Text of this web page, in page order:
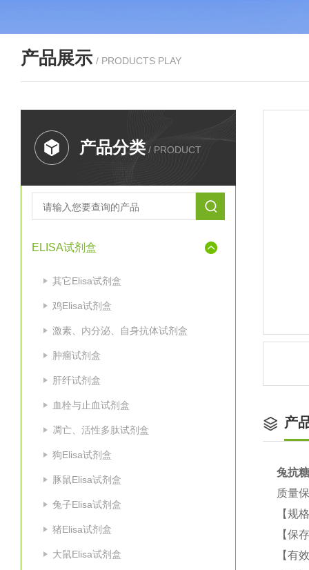
产品展示 / PRODUCTS PLAY
产品分类 / PRODUCT
ELISA试剂盒
其它Elisa试剂盒
鸡Elisa试剂盒
激素、内分泌、自身抗体试剂盒
肿瘤试剂盒
肝纤试剂盒
血栓与止血试剂盒
凋亡、活性多肽试剂盒
狗Elisa试剂盒
豚鼠Elisa试剂盒
兔子Elisa试剂盒
猪Elisa试剂盒
大鼠Elisa试剂盒
产
兔抗
质量
【规
【保
【有